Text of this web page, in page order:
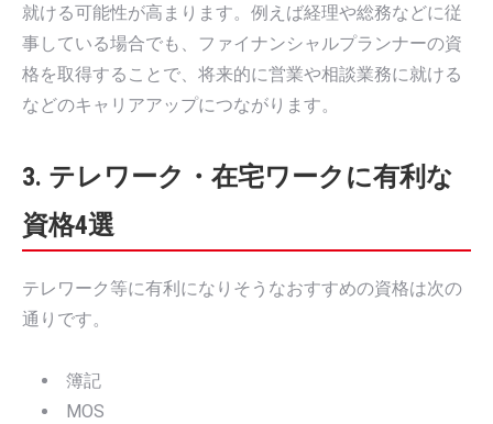
就ける可能性が高まります。例えば経理や総務などに従
事している場合でも、ファイナンシャルプランナーの資
格を取得することで、将来的に営業や相談業務に就ける
などのキャリアアップにつながります。
3. テレワーク・在宅ワークに有利な
資格4選
テレワーク等に有利になりそうなおすすめの資格は次の
通りです。
簿記
MOS